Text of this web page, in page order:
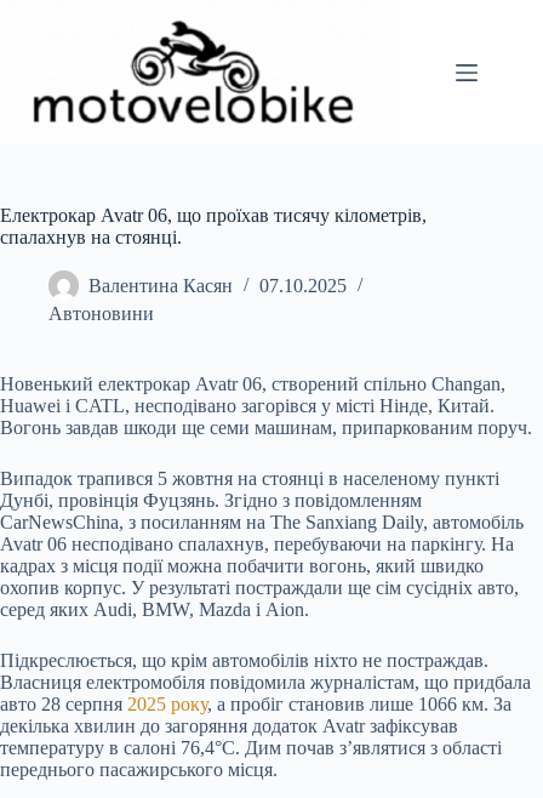
Електрокар Avatr 06, що проїхав тисячу кілометрів,
спалахнув на стоянці.
Валентина Касян
07.10.2025
Автоновини
Новенький електрокар Avatr 06, створений спільно Changan,
Huawei і CATL, несподівано загорівся у місті Нінде, Китай.
Вогонь завдав шкоди ще семи машинам, припаркованим поруч.
Випадок трапився 5 жовтня на стоянці в населеному пункті
Дунбі, провінція Фуцзянь. Згідно з повідомленням
CarNewsChina, з посиланням на The Sanxiang Daily, автомобіль
Avatr 06 несподівано спалахнув, перебуваючи на паркінгу. На
кадрах з місця події можна побачити вогонь, який швидко
охопив корпус. У результаті постраждали ще сім сусідніх авто,
серед яких Audi, BMW, Mazda і Aion.
Підкреслюється, що крім автомобілів ніхто не постраждав.
Власниця електромобіля повідомила журналістам, що придбала
авто 28 серпня 2025 року, а пробіг становив лише 1066 км. За
декілька хвилин до загоряння додаток Avatr зафіксував
температуру в салоні 76,4°C. Дим почав з’являтися з області
переднього пасажирського місця.